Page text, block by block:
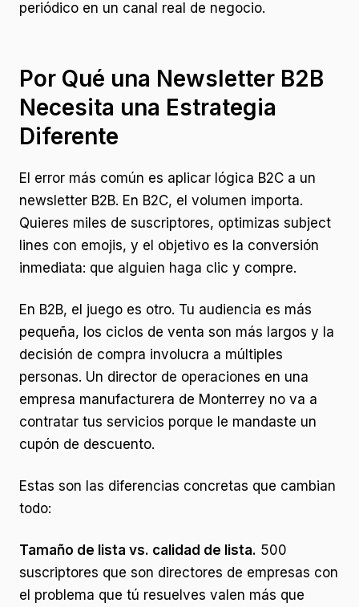
periódico en un canal real de negocio.
Por Qué una Newsletter B2B
Necesita una Estrategia
Diferente
El error más común es aplicar lógica B2C a un
newsletter B2B. En B2C, el volumen importa.
Quieres miles de suscriptores, optimizas subject
lines con emojis, y el objetivo es la conversión
inmediata: que alguien haga clic y compre.
En B2B, el juego es otro. Tu audiencia es más
pequeña, los ciclos de venta son más largos y la
decisión de compra involucra a múltiples
personas. Un director de operaciones en una
empresa manufacturera de Monterrey no va a
contratar tus servicios porque le mandaste un
cupón de descuento.
Estas son las diferencias concretas que cambian
todo:
Tamaño de lista vs. calidad de lista. 500
suscriptores que son directores de empresas con
el problema que tú resuelves valen más que